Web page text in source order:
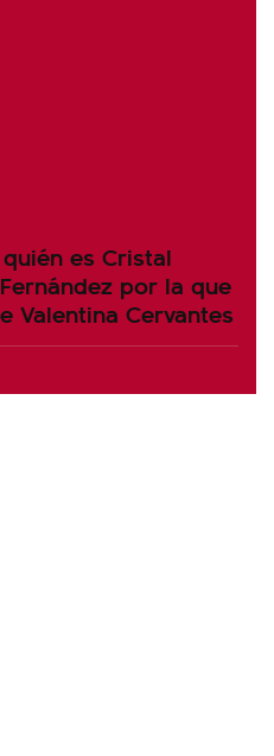
es Cristal
por la que
Valentina Cervantes